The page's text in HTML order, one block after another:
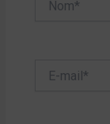
mail*